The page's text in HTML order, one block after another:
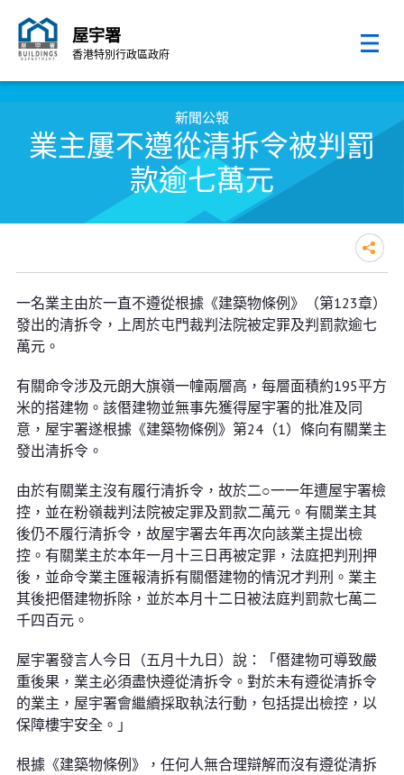
屋宇署
香港特別行政區政府
新聞公報
業主屢不遵從清拆令被判罰
款逾七萬元
業主屢不遵從清拆令被判罰款逾七
萬元
一名業主由於一直不遵從根據《建築物條例》（第123章）
發出的清拆令，上周於屯門裁判法院被定罪及判罰款逾七
萬元。
有關命令涉及元朗大旗嶺一幢兩層高，每層面積約195平方
米的搭建物。該僭建物並無事先獲得屋宇署的批准及同
意，屋宇署遂根據《建築物條例》第24（1）條向有關業主
發出清拆令。
由於有關業主沒有履行清拆令，故於二○一一年遭屋宇署檢
控，並在粉嶺裁判法院被定罪及罰款二萬元。有關業主其
後仍不履行清拆令，故屋宇署去年再次向該業主提出檢
控。有關業主於本年一月十三日再被定罪，法庭把判刑押
後，並命令業主匯報清拆有關僭建物的情況才判刑。業主
其後把僭建物拆除，並於本月十二日被法庭判罰款七萬二
千四百元。
屋宇署發言人今日（五月十九日）說：「僭建物可導致嚴
重後果，業主必須盡快遵從清拆令。對於未有遵從清拆令
的業主，屋宇署會繼續採取執法行動，包括提出檢控，以
保障樓宇安全。」
根據《建築物條例》，任何人無合理辯解而沒有遵從清拆